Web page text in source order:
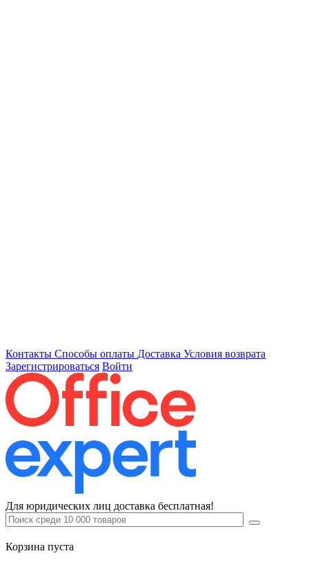
Контакты Способы оплаты Доставка Условия возврата
Зарегистрироваться Войти
Для юридических лиц доставка бесплатная!
Корзина пуста